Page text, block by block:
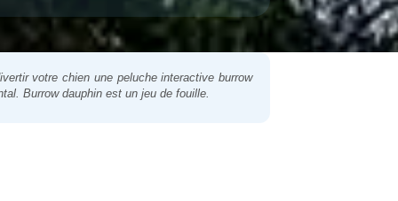
votre chien une peluche interactive burrow
Burrow dauphin est un jeu de fouille.